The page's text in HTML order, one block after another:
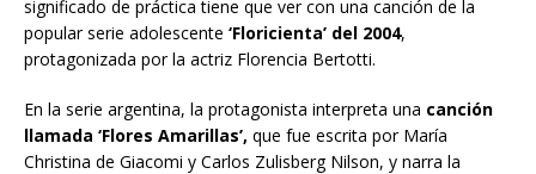
significado de práctica tiene que ver con una canción de la
popular serie adolescente ‘Floricienta’ del 2004,
protagonizada por la actriz Florencia Bertotti.
En la serie argentina, la protagonista interpreta una canción
llamada ‘Flores Amarillas’, que fue escrita por María
Christina de Giacomi y Carlos Zulisberg Nilson, y narra la